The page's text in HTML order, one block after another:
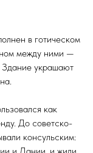
в готическом
между ними —
Здание украшают
как
До советско-
консульским:
и Дании, и жили